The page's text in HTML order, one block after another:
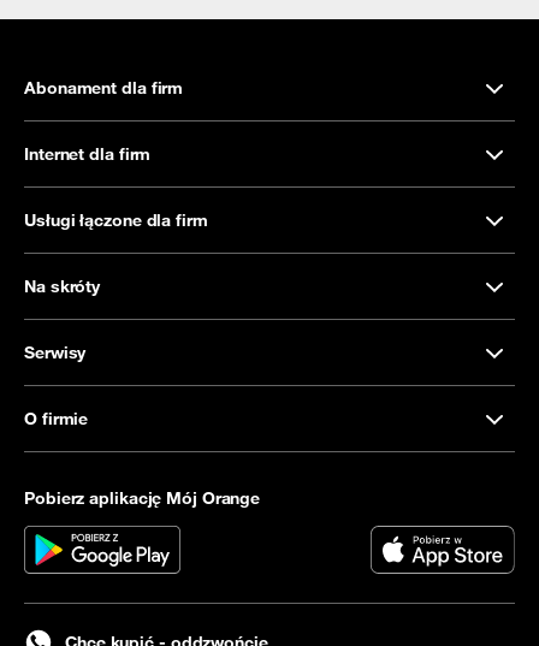
Abonament dla firm
Internet dla firm
Usługi łączone dla firm
Na skróty
Serwisy
O firmie
Pobierz aplikację Mój Orange